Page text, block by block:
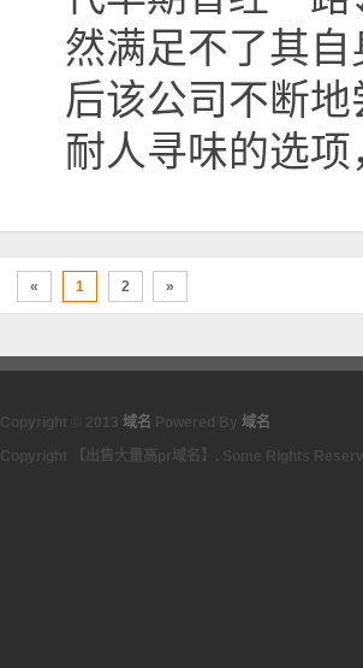
然满足不了其
后该公司不断
耐人寻味的选
« 1 2 »
Copyright © 2013 域名 Powered By 域名
Copyright 【出售大量高pr域名】. Some Rights